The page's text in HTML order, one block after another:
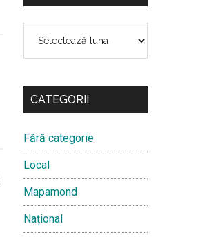
CATEGORII
Fără categorie
Local
Mapamond
Național